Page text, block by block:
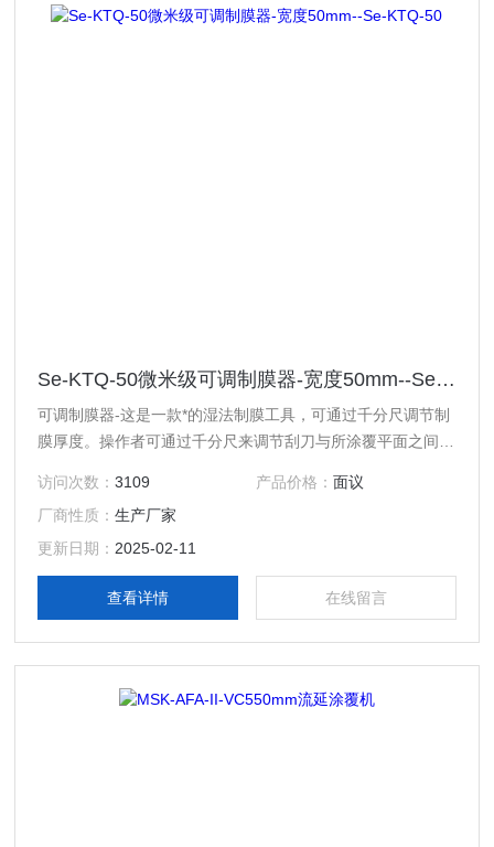
Se-KTQ-50微米级可调制膜器-宽度50mm--Se-KTQ-50
可调制膜器-这是一款*的湿法制膜工具，可通过千分尺调节制
膜厚度。操作者可通过千分尺来调节刮刀与所涂覆平面之间的
瓷带及各种薄膜。
访问次数：3109 产品价格： 面议
厂商性质：生产厂家
更新日期： 2025-02-11
查看详情 在线留言